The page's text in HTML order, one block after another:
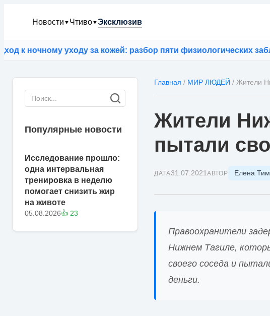
Новости ▼ Чтиво▼Эксклюзив
ночному уходу за кожей: разбор пяти физиологических
Популярные новости
Исследование прошло:
одна интервальная
тренировка в неделю
помогает снизить жир
на животе
05.08.2026👍 23
Главная / МИР ЛЮДЕЙ / Жители
Жители
пытали
ДАТА31.07.2021 АВТОР Елена
Правоохранители
Нижнем Тагиле,
своего соседа и
деньги.